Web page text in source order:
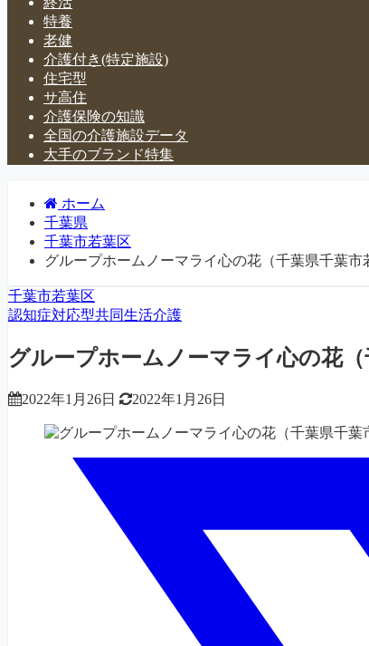
特養
老健
介護付き(特定施設)
住宅型
サ高住
介護保険の知識
全国の介護施設データ
大手のブランド特集
ホーム
千葉県
千葉市若葉区
グループホームノーマライ心の花（千葉県千葉市
千葉市若葉区
認知症対応型共同生活介護
グループホームノーマライ心の花（
2022年1月26日 2022年1月26日